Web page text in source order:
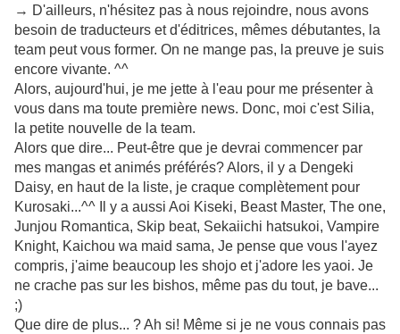
→ D'ailleurs, n'hésitez pas à nous rejoindre, nous avons
besoin de traducteurs et d'éditrices, mêmes débutantes, la
team peut vous former. On ne mange pas, la preuve je suis
encore vivante. ^^
Alors, aujourd'hui, je me jette à l'eau pour me présenter à
vous dans ma toute première news. Donc, moi c'est Silia,
la petite nouvelle de la team.
Alors que dire... Peut-être que je devrai commencer par
mes mangas et animés préférés? Alors, il y a Dengeki
Daisy, en haut de la liste, je craque complètement pour
Kurosaki...^^ Il y a aussi Aoi Kiseki, Beast Master, The one,
Junjou Romantica, Skip beat, Sekaiichi hatsukoi, Vampire
Knight, Kaichou wa maid sama, Je pense que vous l'ayez
compris, j'aime beaucoup les shojo et j'adore les yaoi. Je
ne crache pas sur les bishos, même pas du tout, je bave...
;)
Que dire de plus... ? Ah si! Même si je ne vous connais pas